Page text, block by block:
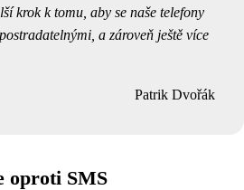
krok k tomu, aby se naše telefony
a zároveň ještě více
Patrik Dvořák
oproti SMS